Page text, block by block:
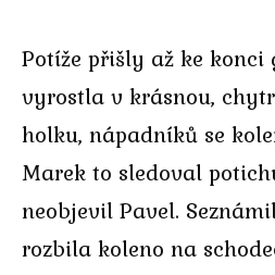
Potíže přišly až ke konci
vyrostla v krásnou,
holku, nápadníků se
Marek to sledoval
neobjevil Pavel.
rozbila koleno na